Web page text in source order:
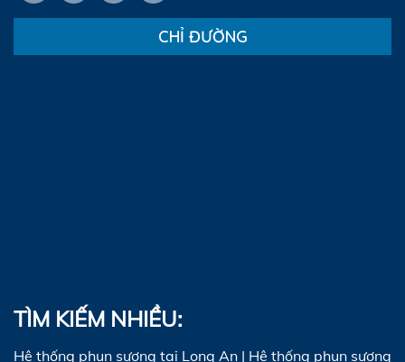
CHỈ ĐƯỜNG
TÌM KIẾM NHIỀU:
Hệ thống phun sương tại Long An | Hệ thống phun sương